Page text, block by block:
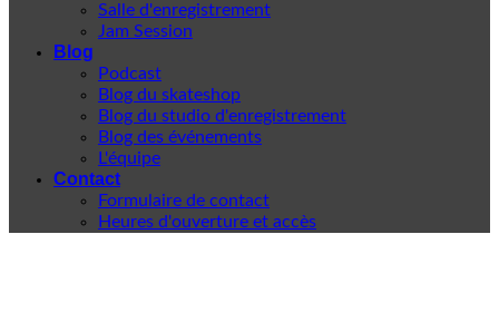
Salle d'enregistrement
Jam Session
Blog
Podcast
Blog du skateshop
Blog du studio d'enregistrement
Blog des événements
L'équipe
Contact
Formulaire de contact
Heures d'ouverture et accès